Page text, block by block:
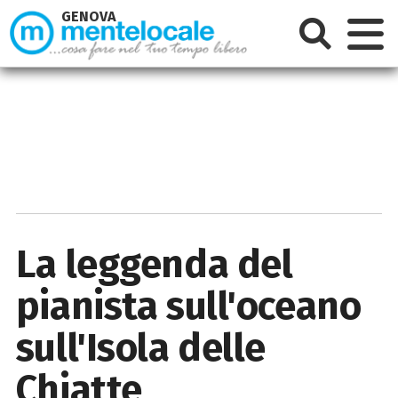
La leggenda del
pianista sull'oceano
sull'Isola delle
GENOVA